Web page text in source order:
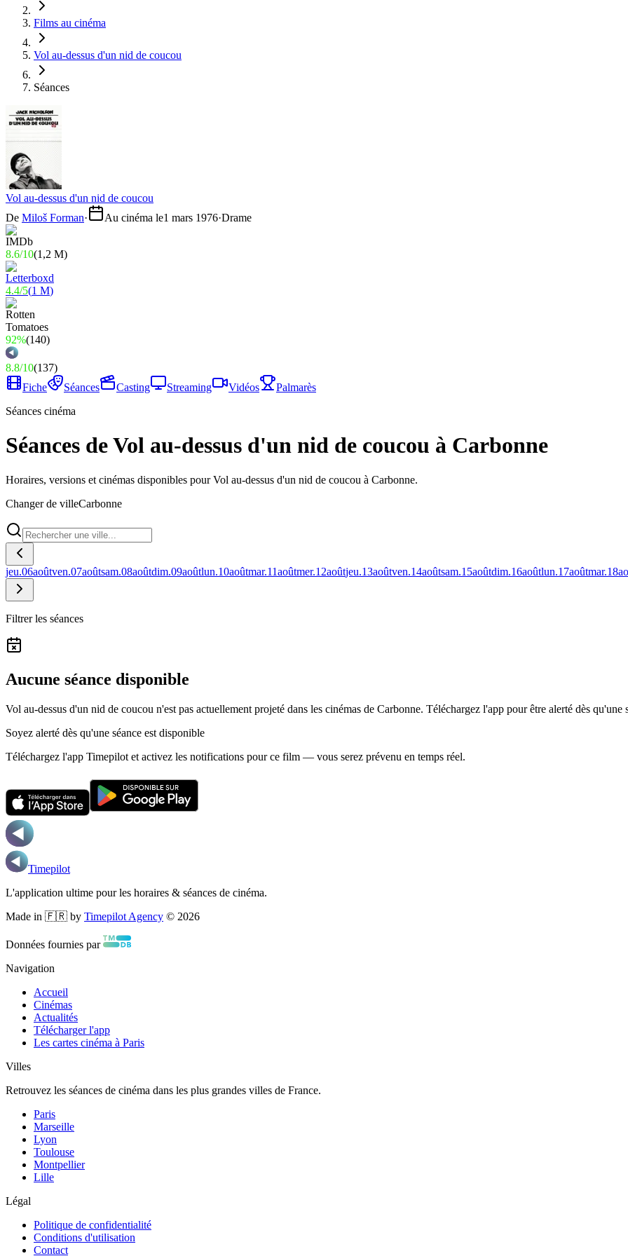
Films au cinéma
Vol au-dessus d'un nid de coucou
Séances
Vol au-dessus d'un nid de coucou
De Miloš Forman· Au cinéma le1 mars 1976·Drame
8.6/10(1,2 M)
4.4/5(1 M)
92%(140)
8.8/10(137)
Fiche
Séances Casting Streaming Vidéos
Palmarès
Séances cinéma
Séances de Vol au-dessus d'un nid de coucou à Carbonne
Horaires, versions et cinémas disponibles pour Vol au-dessus d'un nid de coucou à Carbonne.
Changer de villeCarbonne
jeu.06aoûtven.07aoûtsam.08aoûtdim.09aoûtlun.10aoûtmar.11aoûtmer.12aoûtjeu.13aoûtven.14aoûtsam.15aoûtdim.16aoûtlun.17aoûtmar.18
Filtrer les séances
Aucune séance disponible
Vol au-dessus d'un nid de coucou n'est pas actuellement projeté dans les cinémas de Carbonne. Téléchargez l'app pour être alerté dès qu'une
Soyez alerté dès qu'une séance est disponible
Téléchargez l'app Timepilot et activez les notifications pour ce film — vous serez prévenu en temps réel.
Timepilot
L'application ultime pour les horaires & séances de cinéma.
Made in 🇫🇷 by Timepilot Agency © 2026
Données fournies par
Navigation
Accueil
Cinémas
Actualités
Télécharger l'app
Les cartes cinéma à Paris
Villes
Retrouvez les séances de cinéma dans les plus grandes villes de France.
Paris
Marseille
Lyon
Toulouse
Montpellier
Lille
Légal
Politique de confidentialité
Conditions d'utilisation
Contact